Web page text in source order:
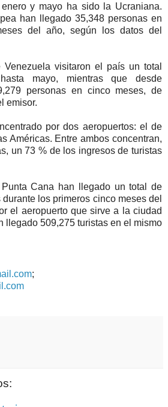
y mayo ha sido la Ucraniana.
han llegado 35,348 personas en
del año, según los datos del
Venezuela visitaron el país un total
mayo, mientras que desde
personas en cinco meses, de
emisor.
por dos aeropuertos: el de
Américas. Entre ambos concentran,
un 73 % de los ingresos de turistas
Cana han llegado un total de
los primeros cinco meses del
el aeropuerto que sirve a la ciudad
llegado 509,275 turistas en el mismo
;